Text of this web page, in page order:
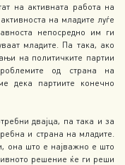
на активната работа на
на младите луѓе
непосредно им ги
младите. Па така, ако
на политичките партии
од страна на
дека партиите конечно
двајца, па така и за
и страна на младите.
она што е најважно е што
решение ќе ги реши